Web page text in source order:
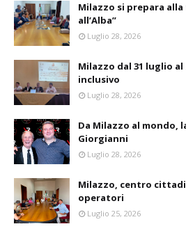
Milazzo si prepara alla
all’Alba”
Luglio 28, 2026
Milazzo dal 31 luglio
inclusivo
Luglio 28, 2026
Da Milazzo al mondo,
Giorgianni
Luglio 28, 2026
Milazzo, centro
operatori
Luglio 25, 2026